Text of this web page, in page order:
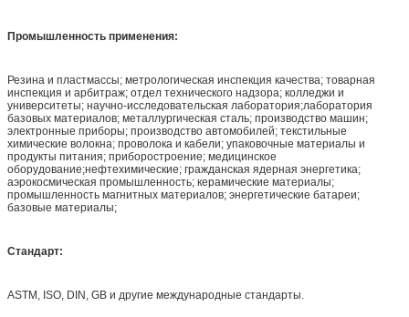
Промышленность применения:
Резина и пластмассы; метрологическая инспекция качества; товарная
инспекция и арбитраж; отдел технического надзора; колледжи и
университеты; научно-исследовательская лаборатория;лаборатория
базовых материалов; металлургическая сталь; производство машин;
электронные приборы; производство автомобилей; текстильные
химические волокна; проволока и кабели; упаковочные материалы и
продукты питания; приборостроение; медицинское
оборудование;нефтехимические; гражданская ядерная энергетика;
аэрокосмическая промышленность; керамические материалы;
промышленность магнитных материалов; энергетические батареи;
базовые материалы;
Стандарт:
ASTM, ISO, DIN, GB и другие международные стандарты.